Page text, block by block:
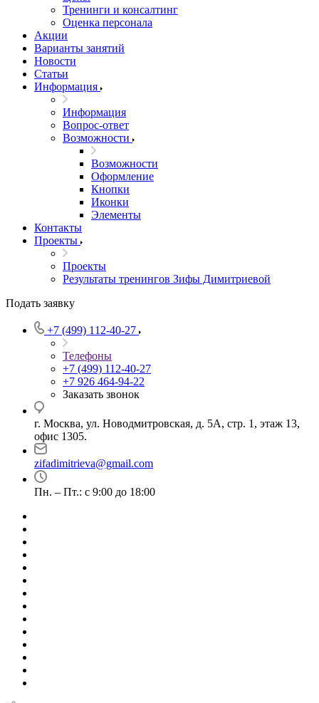
Тренинги и консалтинг
Оценка персонала
Акции
Варианты занятий
Новости
Статьи
Информация
Информация
Вопрос-ответ
Возможности
Возможности
Оформление
Кнопки
Иконки
Элементы
Контакты
Проекты
Проекты
Результаты тренингов Зифы Димитриевой
Подать заявку
+7 (499) 112-40-27
Телефоны
+7 (499) 112-40-27
+7 926 464-94-22
Заказать звонок
г. Москва, ул. Новодмитровская, д. 5А, стр. 1, этаж 13,
офис 1305.
zifadimitrieva@gmail.com
Пн. – Пт.: с 9:00 до 18:00